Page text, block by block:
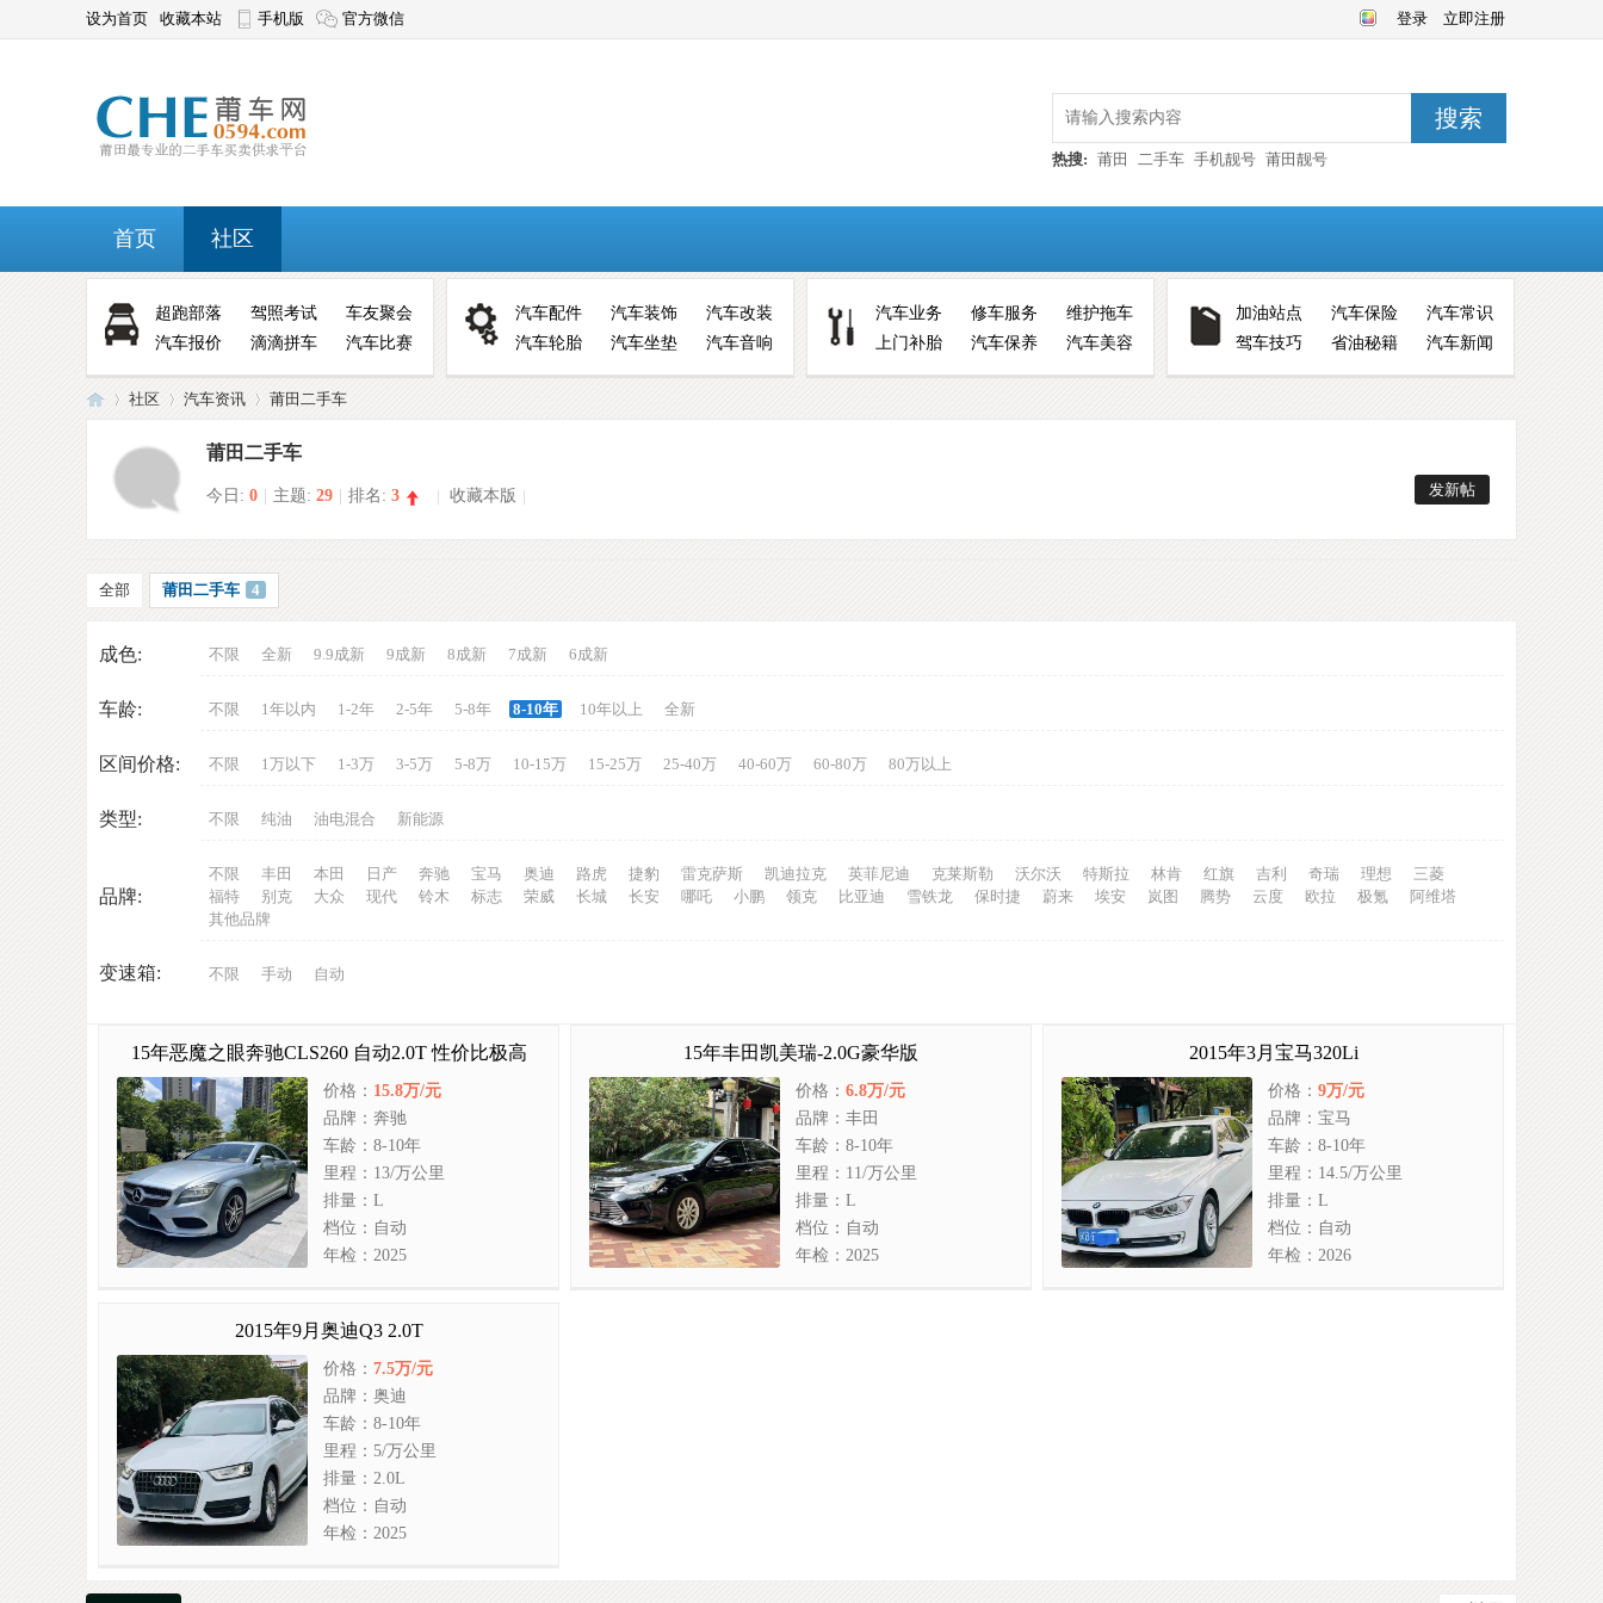
设为首页 收藏本站 手机版 官方微信 登录 立即注册
搜索
热搜: 莆田 二手车 手机靓号 莆田靓号
首页 社区
超跑部落 驾照考试
车友聚会
汽车报价
滴滴拼车 汽车比赛
汽车配件 汽车装饰
汽车改装
汽车轮胎
汽车坐垫 汽车音响
汽车业务 修车服务
维护拖车
上门补胎
汽车保养 汽车美容
加油站点 汽车保险
汽车常识
驾车技巧
省油秘籍 汽车新闻
网
社区
›
汽车资讯
›
莆田二手车
莆田二手车
今日: 0 主题: 29 排名: 3 | 收藏本版 | 发新帖
全部 莆田二手车 4
成色: 不限 全新 9.9成新 9成新 8成新 7成新 6成新
车龄: 不限 1年以内 1-2年 2-5年 5-8年 8-10年 10年以上 全新
区间价格: 不限 1万以下 1-3万 3-5万 5-8万 10-15万 15-25万 25-40万 40-60万 60-80万 80万以上
类型: 不限 纯油 油电混合 新能源
品牌:
不限 丰田 本田 日产 奔驰 宝马 奥迪 路虎 捷豹 雷克萨斯 凯迪拉克 英菲尼迪 克莱斯勒 沃尔沃 特斯拉 林肯 红旗 吉利 奇瑞 理想
三菱
福特
别克 大众 现代 铃木 标志 荣威 长城 长安 哪吒 小鹏 领克 比亚迪 雪铁龙 保时捷 蔚来 埃安 岚图 腾势 云度 欧拉 极氪
阿维塔
其他品牌
变速箱: 不限 手动 自动
15年恶魔之眼奔驰CLS260 自动2.0T 性价比极高
价格： 15.8万/元
品牌：奔驰
车龄：8-10年
里程：13/万公里
排量：L
档位：自动
年检：2025
15年丰田凯美瑞-2.0G豪华版
价格： 6.8万/元
品牌：丰田
车龄：8-10年
里程：11/万公里
排量：L
档位：自动
年检：2025
2015年3月宝马320Li
价格： 9万/元
品牌：宝马
车龄：8-10年
里程：14.5/万公里
排量：L
档位：自动
年检：2026
2015年9月奥迪Q3 2.0T
价格： 7.5万/元
品牌：奥迪
车龄：8-10年
里程：5/万公里
排量：2.0L
档位：自动
年检：2025